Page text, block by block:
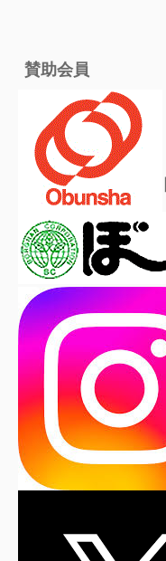
賛助会員